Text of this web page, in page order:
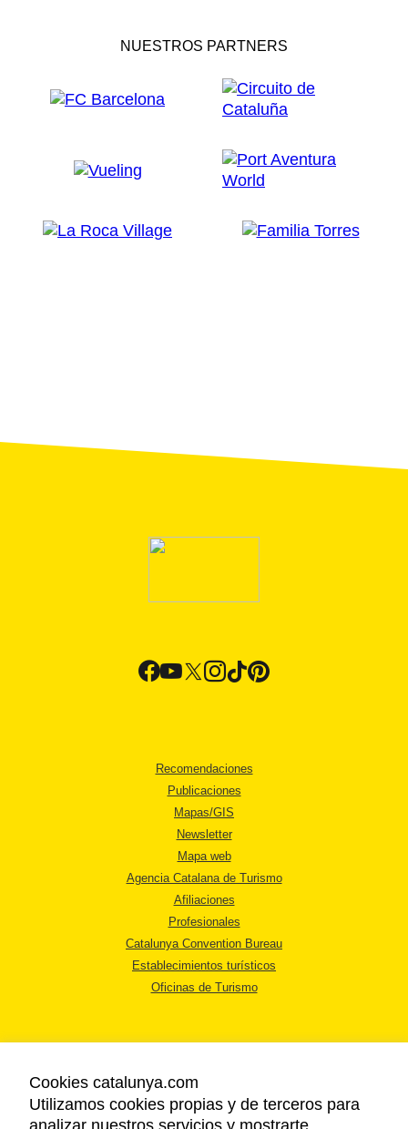
NUESTROS PARTNERS
Recomendaciones
Publicaciones
Mapas/GIS
Newsletter
Mapa web
Agencia Catalana de Turismo
Afiliaciones
Profesionales
Catalunya Convention Bureau
Establecimientos turísticos
Oficinas de Turismo
AVISO LEGAL
Cookies catalunya.com
Utilizamos cookies propias y de terceros para
analizar nuestros servicios y mostrarte